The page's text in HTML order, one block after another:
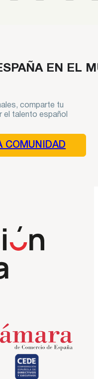
EN EL
comparte tu
el talento español
COMUNIDAD